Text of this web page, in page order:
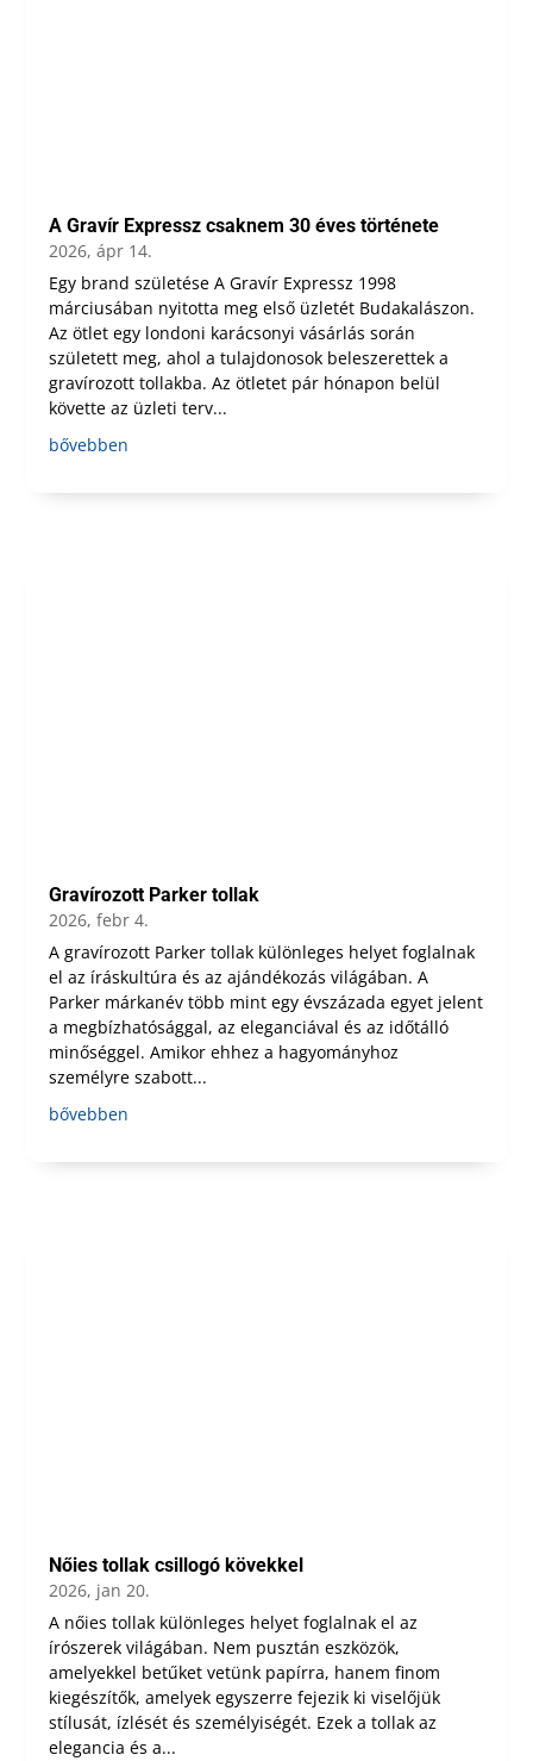
A Gravír Expressz csaknem 30 éves története
2026, ápr 14.
Egy brand születése A Gravír Expressz 1998
márciusában nyitotta meg első üzletét Budakalászon.
Az ötlet egy londoni karácsonyi vásárlás során
született meg, ahol a tulajdonosok beleszerettek a
gravírozott tollakba. Az ötletet pár hónapon belül
követte az üzleti terv...
bővebben
Gravírozott Parker tollak
2026, febr 4.
A gravírozott Parker tollak különleges helyet foglalnak
el az íráskultúra és az ajándékozás világában. A
Parker márkanév több mint egy évszázada egyet jelent
a megbízhatósággal, az eleganciával és az időtálló
minőséggel. Amikor ehhez a hagyományhoz
személyre szabott...
bővebben
Nőies tollak csillogó kövekkel
2026, jan 20.
A nőies tollak különleges helyet foglalnak el az
írószerek világában. Nem pusztán eszközök,
amelyekkel betűket vetünk papírra, hanem finom
kiegészítők, amelyek egyszerre fejezik ki viselőjük
stílusát, ízlését és személyiségét. Ezek a tollak az
elegancia és a...